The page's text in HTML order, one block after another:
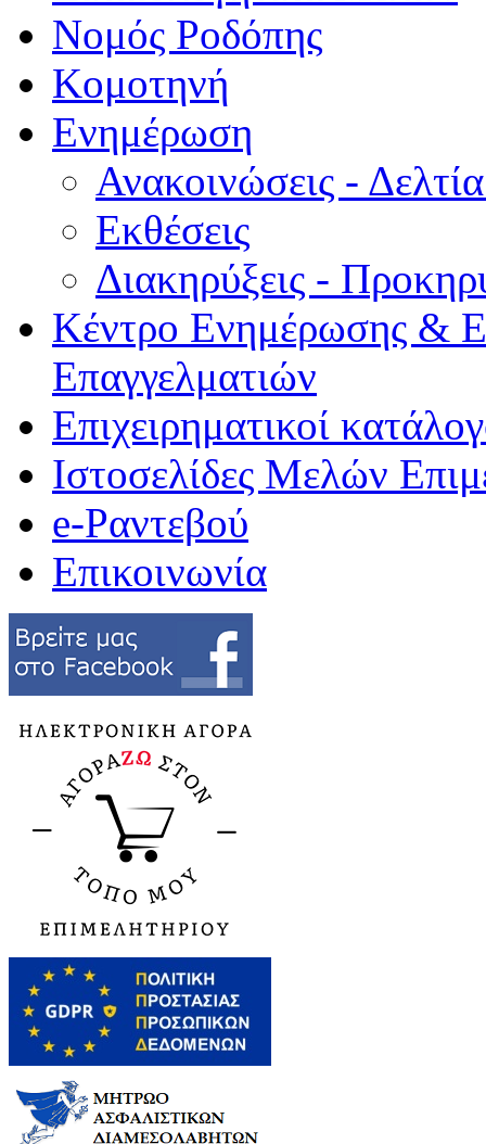
Νομός Ροδόπης
Κομοτηνή
Ενημέρωση
Ανακοινώσεις -
Εκθέσεις
Διακηρύξεις -
Κέντρο Ενημέρωσης &
Επαγγελματιών
Επιχειρηματικοί
Ιστοσελίδες Μελών
e-Ραντεβού
Επικοινωνία